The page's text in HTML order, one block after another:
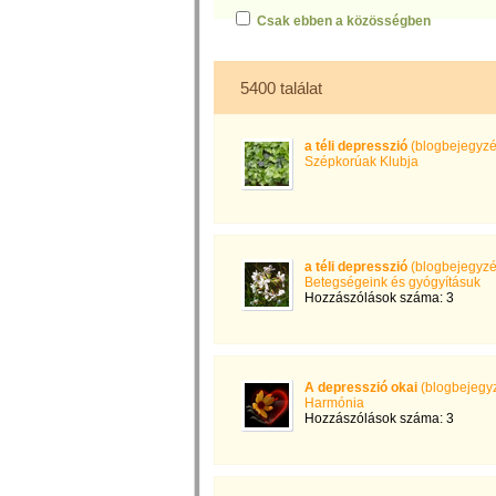
Csak ebben a közösségben
5400 találat
a téli depresszió
Szépkorúak Klubja
a téli depresszió
Betegségeink és gyógyításuk
Hozzászólások száma: 3
A depresszió okai
Harmónia
Hozzászólások száma: 3